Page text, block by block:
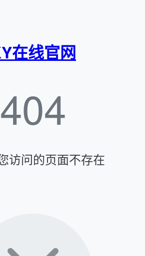
在线官网
404
访问的页面不存在